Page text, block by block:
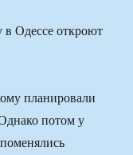
планировали
потом у